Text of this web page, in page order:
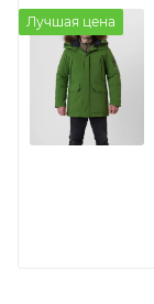
Лучшая цена